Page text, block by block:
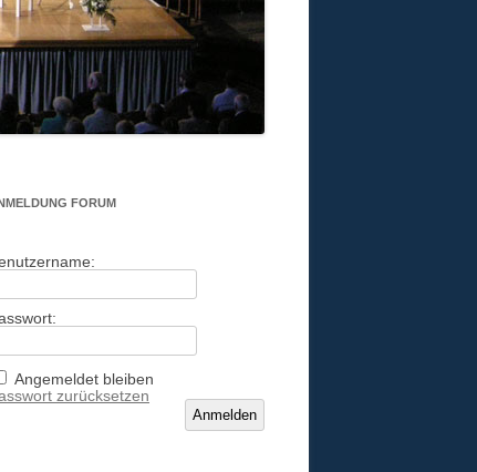
FORUM
Angemeldet bleiben
Anmelden
zurücksetzen